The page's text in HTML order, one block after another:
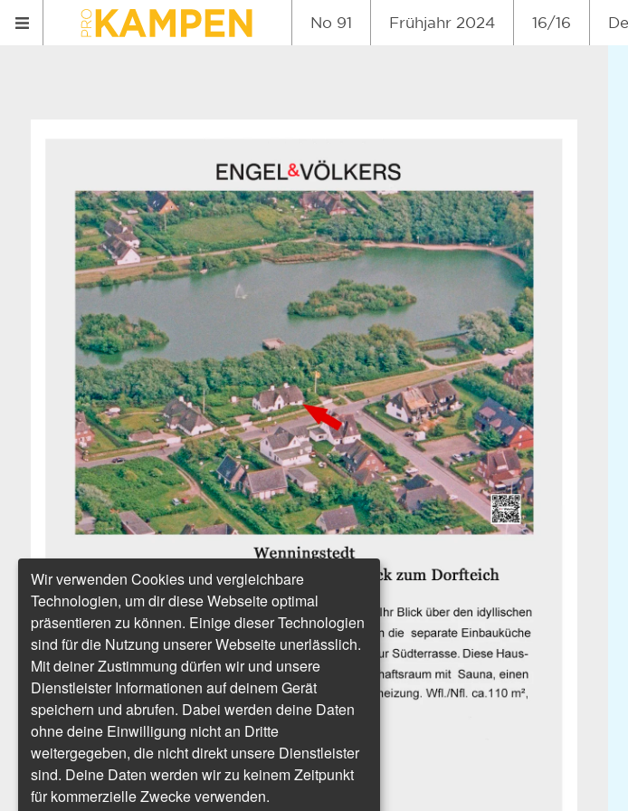
No 91 Frühjahr 2024 16/16
Wir verwenden Cookies und vergleichbare
Technologien, um dir diese Webseite optimal
präsentieren zu können. Einige dieser Technologien
sind für die Nutzung unserer Webseite unerlässlich.
Mit deiner Zustimmung dürfen wir und unsere
Dienstleister Informationen auf deinem Gerät
speichern und abrufen. Dabei werden deine Daten
ohne deine Einwilligung nicht an Dritte
weitergegeben, die nicht direkt unsere Dienstleister
sind. Deine Daten werden wir zu keinem Zeitpunkt
für kommerzielle Zwecke verwenden.